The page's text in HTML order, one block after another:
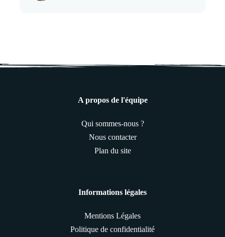
A propos de l'équipe
Qui sommes-nous ?
Nous contacter
Plan du site
Informations légales
Mentions Légales
Politique de confidentialité